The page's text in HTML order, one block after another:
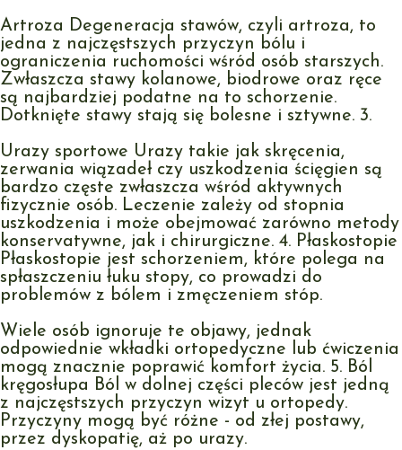
Artroza Degeneracja stawów, czyli artroza, to
jedna z najczęstszych przyczyn bólu i
ograniczenia ruchomości wśród osób starszych.
Zwłaszcza stawy kolanowe, biodrowe oraz ręce
są najbardziej podatne na to schorzenie.
Dotknięte stawy stają się bolesne i sztywne. 3.
Urazy sportowe Urazy takie jak skręcenia,
zerwania wiązadeł czy uszkodzenia ścięgien są
bardzo częste zwłaszcza wśród aktywnych
fizycznie osób. Leczenie zależy od stopnia
uszkodzenia i może obejmować zarówno metody
konservatywne, jak i chirurgiczne. 4. Płaskostopie
Płaskostopie jest schorzeniem, które polega na
spłaszczeniu łuku stopy, co prowadzi do
problemów z bólem i zmęczeniem stóp.
Wiele osób ignoruje te objawy, jednak
odpowiednie wkładki ortopedyczne lub ćwiczenia
mogą znacznie poprawić komfort życia. 5. Ból
kręgosłupa Ból w dolnej części pleców jest jedną
z najczęstszych przyczyn wizyt u ortopedy.
Przyczyny mogą być różne - od złej postawy,
przez dyskopatię, aż po urazy.